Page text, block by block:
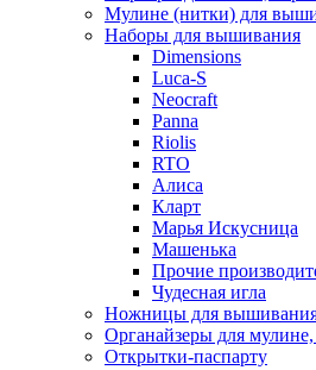
Мулине (нитки) для
Наборы для вышивания
Dimensions
Luca-S
Neocraft
Panna
Riolis
RTO
Алиса
Кларт
Марья Искусница
Машенька
Прочие
Чудесная игла
Ножницы для вышивания
Органайзеры для
Открытки-паспарту